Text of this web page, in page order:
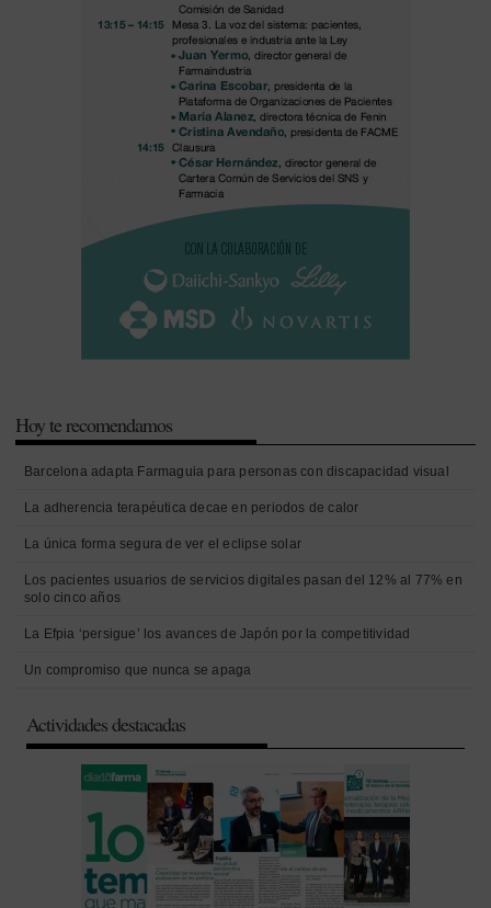
Hoy te recomendamos
Barcelona adapta Farmaguia para personas con discapacidad visual
La adherencia terapéutica decae en periodos de calor
La única forma segura de ver el eclipse solar
Los pacientes usuarios de servicios digitales pasan del 12% al 77% en
solo cinco años
La Efpia ‘persigue’ los avances de Japón por la competitividad
Un compromiso que nunca se apaga
Actividades destacadas